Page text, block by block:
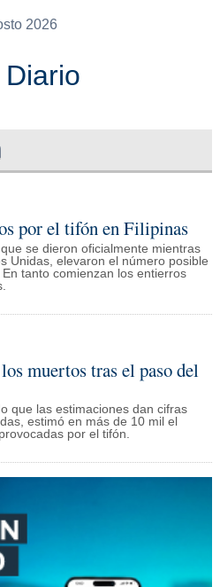
2026
por el tifón en Filipinas
se dieron oficialmente mientras
Unidas, elevaron el número posible
tanto comienzan los entierros
muertos tras el paso del
que las estimaciones dan cifras
estimó en más de 10 mil el
por el tifón.